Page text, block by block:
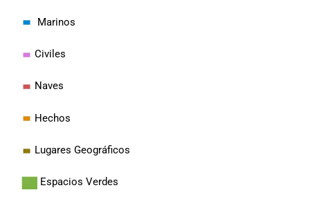
Marinos
Civiles
Naves
Hechos
Lugares Geográficos
Espacios Verdes